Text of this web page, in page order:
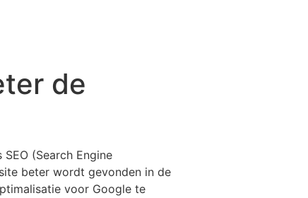
de
(Search Engine
beter wordt gevonden in de
voor Google te